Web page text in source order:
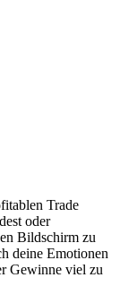
Trade
oder
Bildschirm zu
deine Emotionen
Gewinne viel zu